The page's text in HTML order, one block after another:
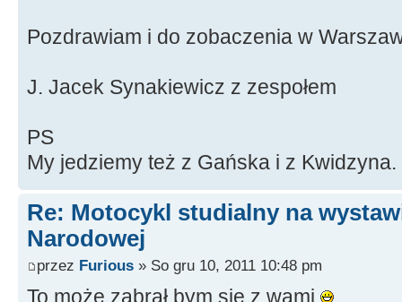
Pozdrawiam i do zobaczenia w
J. Jacek Synakiewicz z zespołem
PS
My jedziemy też z Gańska i z Kwidzyna.
Re: Motocykl studialny na
Narodowej
przez Furious » So gru 10, 2011 10:48 pm
To może zabrał bym się z wami